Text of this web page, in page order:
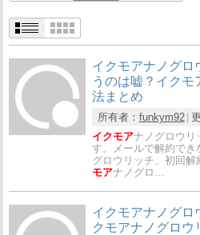
イクモアナノグロ
うのは嘘？イク
法まとめ
所有者： funkym92
イクモアナノグロウリ
す。メールで解約でき
グロウリッチ、初回
モアナノグロ…
イクモアナノグロ
クモアナノグロウ